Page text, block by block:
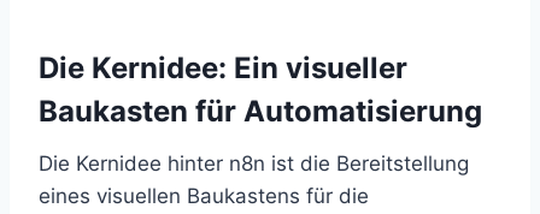
Die Kernidee: Ein visueller
Baukasten für Automatisierung
Die Kernidee hinter n8n ist die Bereitstellung
eines visuellen Baukastens für die